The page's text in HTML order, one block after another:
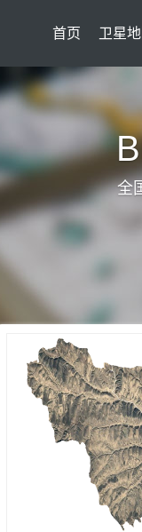
首页 卫星地
全